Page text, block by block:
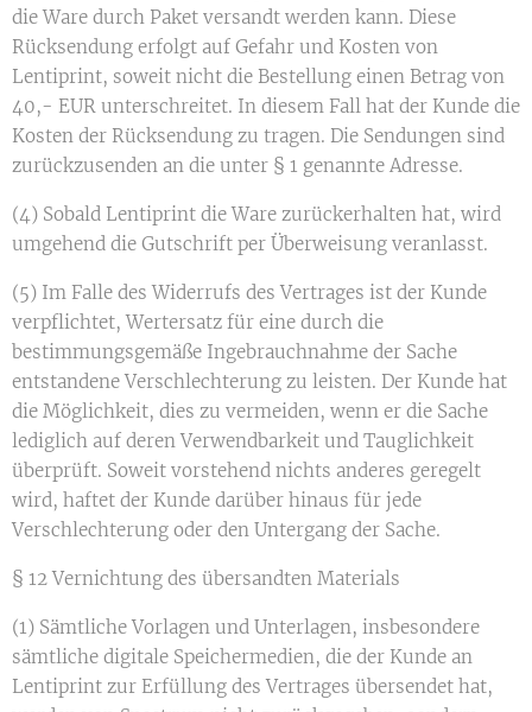
die Ware durch Paket versandt werden kann. Diese
Rücksendung erfolgt auf Gefahr und Kosten von
Lentiprint, soweit nicht die Bestellung einen Betrag von
40,- EUR unterschreitet. In diesem Fall hat der Kunde die
Kosten der Rücksendung zu tragen. Die Sendungen sind
zurückzusenden an die unter § 1 genannte Adresse.
(4) Sobald Lentiprint die Ware zurückerhalten hat, wird
umgehend die Gutschrift per Überweisung veranlasst.
(5) Im Falle des Widerrufs des Vertrages ist der Kunde
verpflichtet, Wertersatz für eine durch die
bestimmungsgemäße Ingebrauchnahme der Sache
entstandene Verschlechterung zu leisten. Der Kunde hat
die Möglichkeit, dies zu vermeiden, wenn er die Sache
lediglich auf deren Verwendbarkeit und Tauglichkeit
überprüft. Soweit vorstehend nichts anderes geregelt
wird, haftet der Kunde darüber hinaus für jede
Verschlechterung oder den Untergang der Sache.
§ 12 Vernichtung des übersandten Materials
(1) Sämtliche Vorlagen und Unterlagen, insbesondere
sämtliche digitale Speichermedien, die der Kunde an
Lentiprint zur Erfüllung des Vertrages übersendet hat,